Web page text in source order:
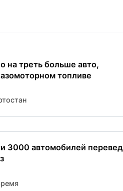
на треть больше авто,
топливе
3000 автомобилей